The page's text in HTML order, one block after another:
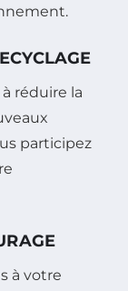
réduire la
participez
à votre